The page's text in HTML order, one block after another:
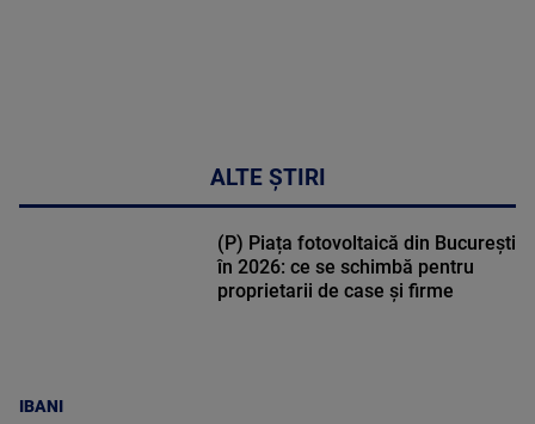
ALTE ȘTIRI
IBANI
(P) Piața fotovoltaică din București
în 2026: ce se schimbă pentru
proprietarii de case și firme